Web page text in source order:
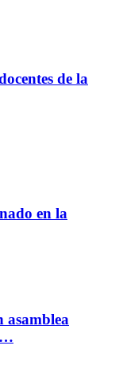
de la
en la
asamblea